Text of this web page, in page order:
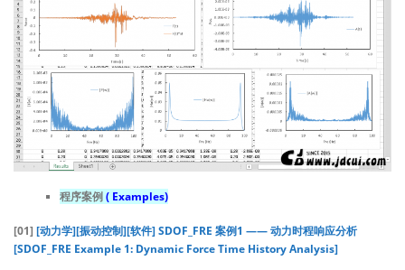
程序案例( Examples)
[01] [动力学][振动控制][软件] SDOF_FRE 案例1 —— 动力时程响应分析
[SDOF_FRE Example 1: Dynamic Force Time History Analysis]